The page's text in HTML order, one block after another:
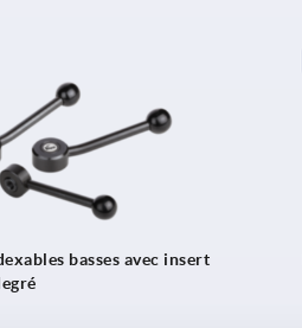
basses avec insert